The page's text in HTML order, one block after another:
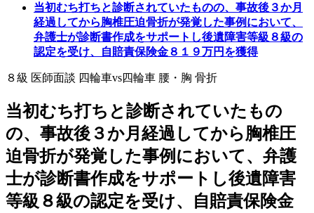
当初むち打ちと診断されていたものの、事故後３か月
経過してから胸椎圧迫骨折が発覚した事例において、
弁護士が診断書作成をサポートし後遺障害等級８級の
認定を受け、自賠責保険金８１９万円を獲得
８級 医師面談 四輪車vs四輪車 腰・胸 骨折
当初むち打ちと診断されていたもの
の、事故後３か月経過してから胸椎圧
迫骨折が発覚した事例において、弁護
士が診断書作成をサポートし後遺障害
等級８級の認定を受け、自賠責保険金